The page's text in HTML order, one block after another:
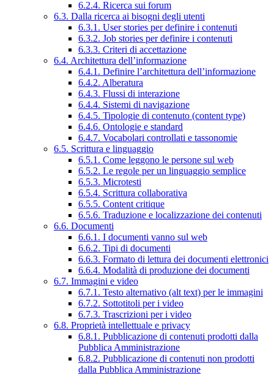
6.2.4. Ricerca sui forum
6.3. Dalla ricerca ai bisogni degli utenti
6.3.1. User stories per definire i contenuti
6.3.2. Job stories per definire i contenuti
6.3.3. Criteri di accettazione
6.4. Architettura dell’informazione
6.4.1. Definire l’architettura dell’informazione
6.4.2. Alberatura
6.4.3. Flussi di interazione
6.4.4. Sistemi di navigazione
6.4.5. Tipologie di contenuto (content type)
6.4.6. Ontologie e standard
6.4.7. Vocabolari controllati e tassonomie
6.5. Scrittura e linguaggio
6.5.1. Come leggono le persone sul web
6.5.2. Le regole per un linguaggio semplice
6.5.3. Microtesti
6.5.4. Scrittura collaborativa
6.5.5. Content critique
6.5.6. Traduzione e localizzazione dei contenuti
6.6. Documenti
6.6.1. I documenti vanno sul web
6.6.2. Tipi di documenti
6.6.3. Formato di lettura dei documenti elettronici
6.6.4. Modalità di produzione dei documenti
6.7. Immagini e video
6.7.1. Testo alternativo (alt text) per le immagini
6.7.2. Sottotitoli per i video
6.7.3. Trascrizioni per i video
6.8. Proprietà intellettuale e privacy
6.8.1. Pubblicazione di contenuti prodotti dalla
Pubblica Amministrazione
6.8.2. Pubblicazione di contenuti non prodotti
dalla Pubblica Amministrazione